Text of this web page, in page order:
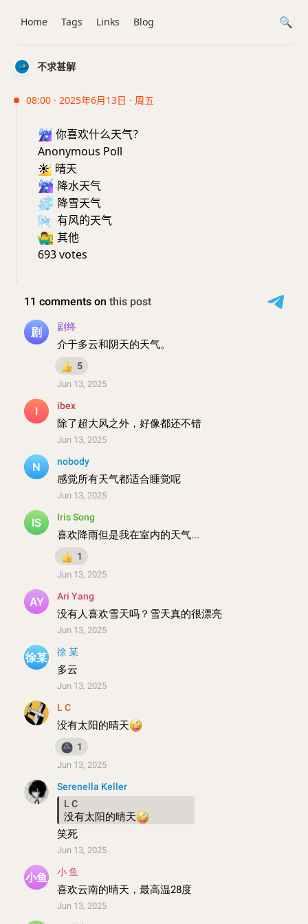
不求甚解
08:00 · 2025年6月13日 · 周五
☔️ 你喜欢什么天气？
Anonymous Poll
☀️ 晴天
☔️ 降水天气
❄️ 降雪天气
🌬️ 有风的天气
🤷‍♂️ 其他
693 votes
Home Tags Links Blog